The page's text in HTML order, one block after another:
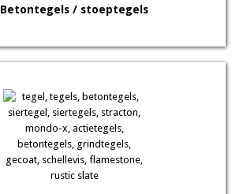
Betontegels / stoeptegels